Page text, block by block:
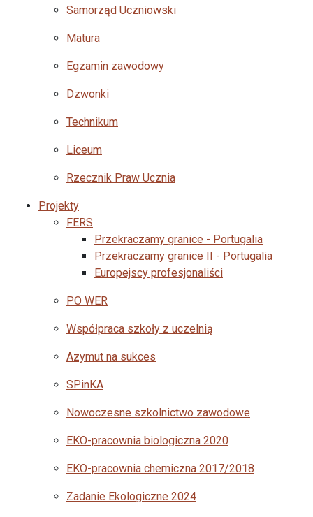
Samorząd Uczniowski
Matura
Egzamin zawodowy
Dzwonki
Technikum
Liceum
Rzecznik Praw Ucznia
Projekty
FERS
Przekraczamy granice - Portugalia
Przekraczamy granice II - Portugalia
Europejscy profesjonaliści
PO WER
Współpraca szkoły z uczelnią
Azymut na sukces
SPinKA
Nowoczesne szkolnictwo zawodowe
EKO-pracownia biologiczna 2020
EKO-pracownia chemiczna 2017/2018
Zadanie Ekologiczne 2024